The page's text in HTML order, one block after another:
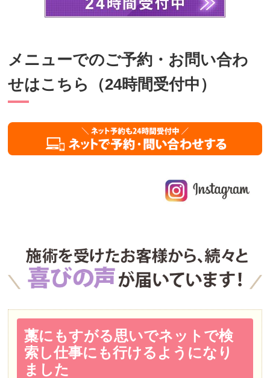
メニューでのご予約・お問い合わ
せはこちら（24時間受付中）
藁にもすがる思いでネットで検
索し仕事にも行けるようになり
ました